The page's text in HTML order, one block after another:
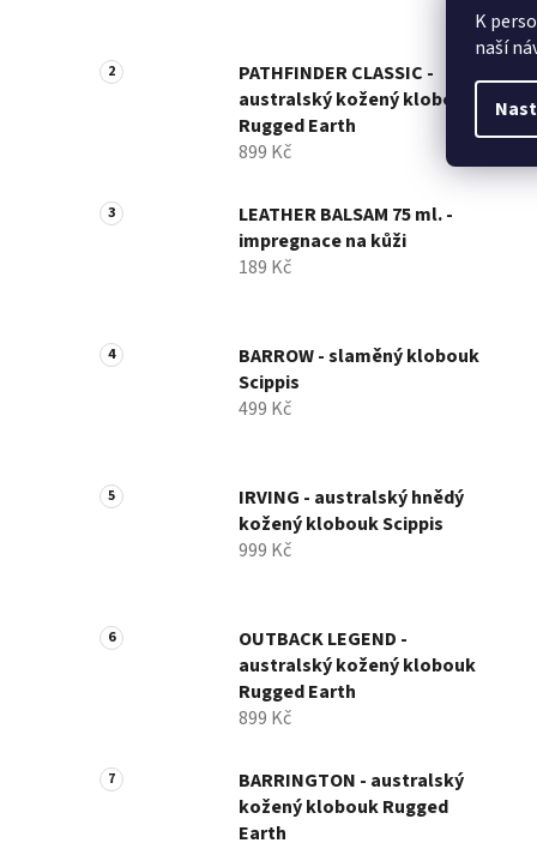
K
naší
PATHFINDER CLASSIC -
australský kožený klobouk
Rugged Earth
899 Kč
LEATHER BALSAM 75 ml. -
impregnace na kůži
189 Kč
BARROW - slaměný klobouk
Scippis
499 Kč
IRVING - australský hnědý
kožený klobouk Scippis
999 Kč
OUTBACK LEGEND -
australský kožený klobouk
Rugged Earth
899 Kč
BARRINGTON - australský
kožený klobouk Rugged
Earth